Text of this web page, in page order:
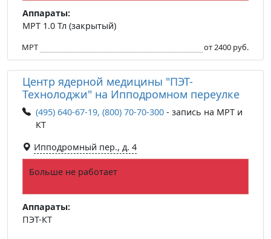
Аппараты:
МРТ 1.0 Тл (закрытый)
МРТ от 2400 руб.
Центр ядерной медицины "ПЭТ-
Технолоджи" на Ипподромном переулке
(495) 640-67-19, (800) 70-70-300 - запись на МРТ и
КТ
Ипподромный пер., д. 4
Больше не работает
Аппараты:
ПЭТ-КТ